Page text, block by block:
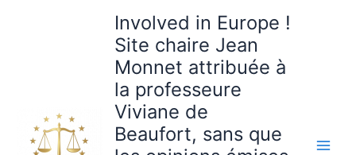
Involved in Europe !
Site chaire Jean
Monnet attribuée à
la professeure
Viviane de
Beaufort, sans que